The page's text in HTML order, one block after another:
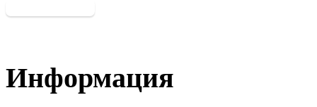
Информация